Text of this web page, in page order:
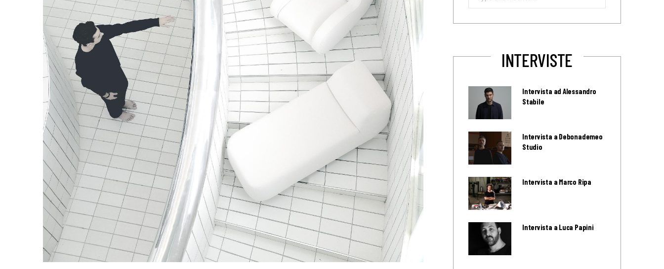
INTERVISTE
Intervista ad Alessandro
Stabile
Intervista a Debonademeo
Studio
Intervista a Marco Ripa
Intervista a Luca Papini